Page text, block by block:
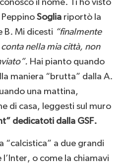
il nome. Ti ho visto
Sogliariportò la
B. Mi dicesti “finalmente
nella mia città, non
Hai pianto quando
maniera “brutta” dalla A.
una mattina,
di casa, leggesti sul muro
dedicatoti dalla GSF.
“calcistica” a due grandi
o come la chiamavi